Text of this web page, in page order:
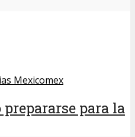
Mexicomex
prepararse para la